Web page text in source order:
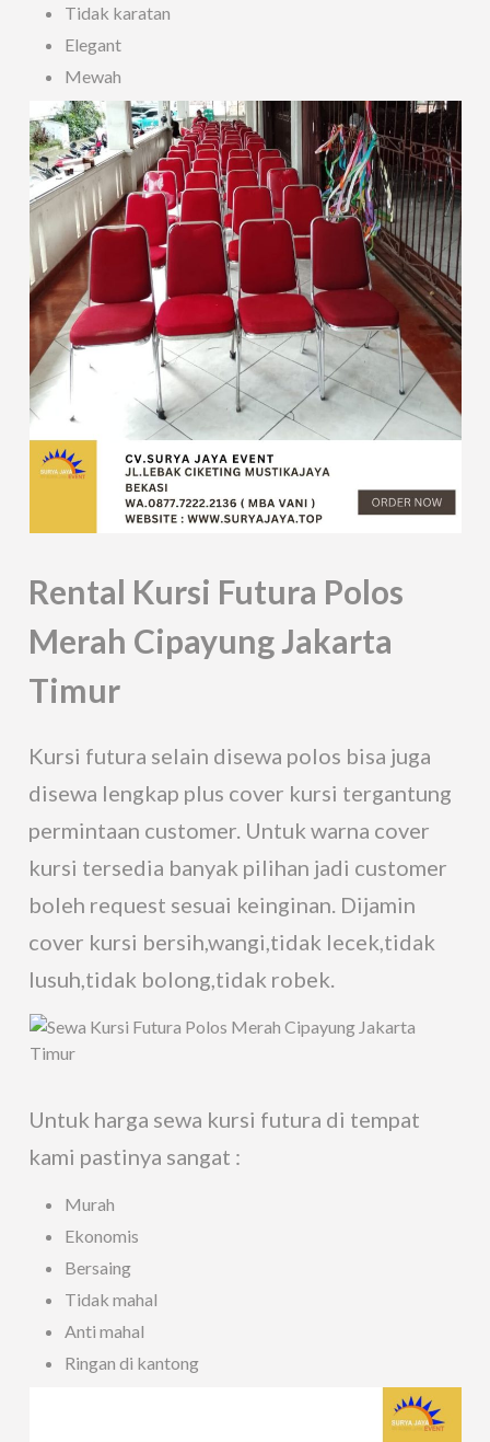
Tidak karatan
Elegant
Mewah
Rental Kursi Futura Polos
Merah Cipayung Jakarta
Timur
Kursi futura selain disewa polos bisa juga
disewa lengkap plus cover kursi tergantung
permintaan customer. Untuk warna cover
kursi tersedia banyak pilihan jadi customer
boleh request sesuai keinginan. Dijamin
cover kursi bersih,wangi,tidak lecek,tidak
lusuh,tidak bolong,tidak robek.
Untuk harga sewa kursi futura di tempat
kami pastinya sangat :
Murah
Ekonomis
Bersaing
Tidak mahal
Anti mahal
Ringan di kantong